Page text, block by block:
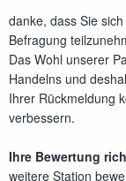
danke, dass Sie
Befragung
Das Wohl unserer
Handelns und
Ihrer Rückmeldung
verbessern.
Ihre Bewertung
weitere Station